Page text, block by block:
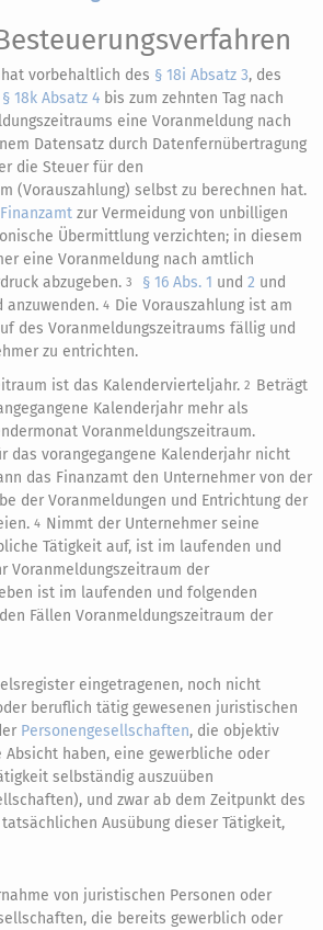
hat vorbehaltlich des § 18i Absatz 3, des
§ 18k Absatz 4 bis zum zehnten Tag nach
eine Voranmeldung nach
Datensatz durch Datenfernübertragung
die Steuer für den
(Vorauszahlung) selbst zu berechnen hat.
Finanzamt zur Vermeidung von unbilligen
Übermittlung verzichten; in diesem
eine Voranmeldung nach amtlich
abzugeben. 3 § 16 Abs. 1 und 2 und
anzuwenden. 4 Die Vorauszahlung ist am
des Voranmeldungszeitraums fällig und
zu entrichten.
ist das Kalendervierteljahr. 2 Beträgt
Kalenderjahr mehr als
Voranmeldungszeitraum.
das vorangegangene Kalenderjahr nicht
das Finanzamt den Unternehmer von der
der Voranmeldungen und Entrichtung der
4 Nimmt der Unternehmer seine
Tätigkeit auf, ist im laufenden und
Voranmeldungszeitraum der
ist im laufenden und folgenden
Fällen Voranmeldungszeitraum der
eingetragenen, noch nicht
beruflich tätig gewesenen juristischen
Personengesellschaften, die objektiv
Absicht haben, eine gewerbliche oder
selbständig auszuüben
und zwar ab dem Zeitpunkt des
Ausübung dieser Tätigkeit,
von juristischen Personen oder
die bereits gewerblich oder